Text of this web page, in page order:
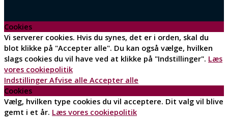
Cookies
Vi serverer cookies. Hvis du synes, det er i orden, skal du
blot klikke på "Accepter alle". Du kan også vælge, hvilken
slags cookies du vil have ved at klikke på "Indstillinger". Læs
vores cookiepolitik
Indstillinger Afvise alle Accepter alle
Cookies
Vælg, hvilken type cookies du vil acceptere. Dit valg vil blive
gemt i et år. Læs vores cookiepolitik